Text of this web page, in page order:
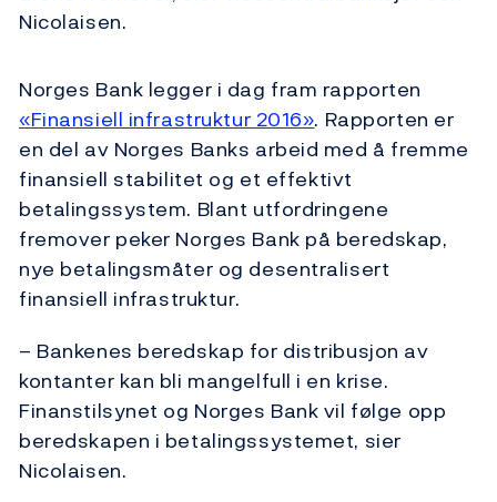
Nicolaisen.
Norges Bank legger i dag fram rapporten
«Finansiell infrastruktur 2016». Rapporten er
en del av Norges Banks arbeid med å fremme
finansiell stabilitet og et effektivt
betalingssystem. Blant utfordringene
fremover peker Norges Bank på beredskap,
nye betalingsmåter og desentralisert
finansiell infrastruktur.
– Bankenes beredskap for distribusjon av
kontanter kan bli mangelfull i en krise.
Finanstilsynet og Norges Bank vil følge opp
beredskapen i betalingssystemet, sier
Nicolaisen.